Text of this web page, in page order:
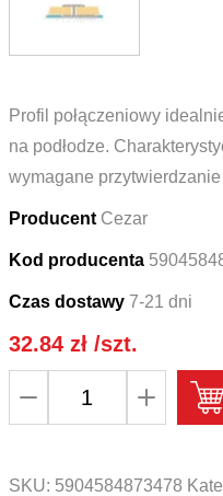
Profil połączeniowy
na podłodze.
wymagane przytwierdzanie
Producent Cezar
Kod producenta
Czas dostawy 7-21 dni
32.84 zł/szt.
do
SKU: 5904584873478